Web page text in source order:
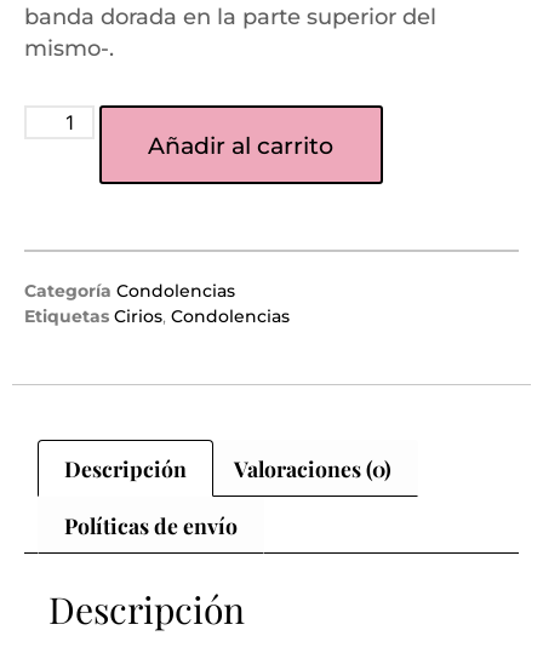
banda dorada en la parte superior del
mismo-.
Añadir al carrito
Categoría Condolencias
Etiquetas Cirios, Condolencias
Descripción Valoraciones (0)
Políticas de envío
Descripción